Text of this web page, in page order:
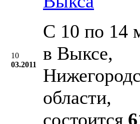
10
03.2011
С 10 по 14
в Выксе,
области,
состоится